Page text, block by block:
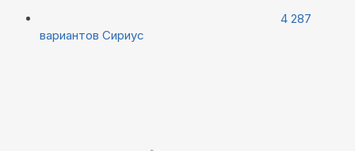
4 287
вариантов Сириус